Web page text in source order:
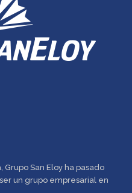
Grupo San Eloy ha pasado
un grupo empresarial en